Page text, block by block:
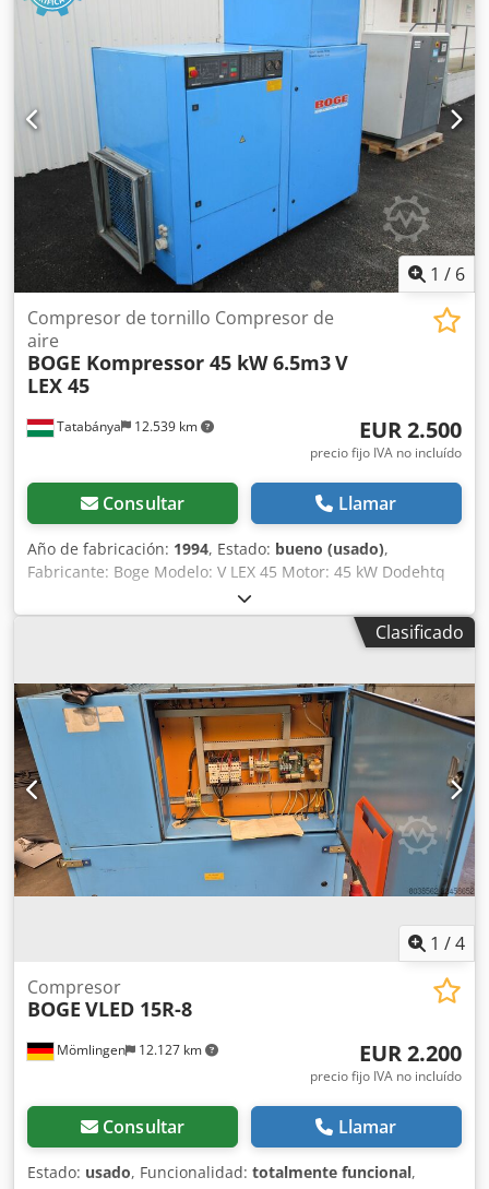
1 / 6
Tatabánya 12.539 km
Compresor de tornillo Compresor de
aire
BOGE Kompressor 45 kW 6.5m3V
LEX 45
EUR 2.500
precio fijo IVA no incluído
Consultar Llamar
Año de fabricación: 1994, Estado: bueno (usado),
Fabricante: Boge Modelo: V LEX 45 Motor: 45 kW Dodehtq
Dvopfx Airsck Capacidad: 6,5 m³/min
Clasificado
1 /4
Mömlingen 12.127 km
Compresor
BOGE VLED 15R-8
EUR 2.200
precio fijo IVA no incluído
Consultar Llamar
Estado: usado, Funcionalidad: totalmente funcional,